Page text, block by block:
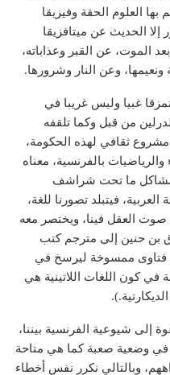
بها العلوم الحقة وفيزيقا
إلا الحديث عن ميتافزيقا
الموت، عن القبر وعذاباته،
ونعيمها، وعن النار وشرورها.
غبيا وليس غريبا في
من قبل وكما تلقفه
مشروع ثقافي لهذه الحكومة،
والرياضيات بالفرنسية، معناه
ومشاكل ما تحت شراشف
العربية، فيتبلد تصورنا للغة،
العقل فينا، ويختصر معه
بن حنين إلى مترجم كتب
فتاوى ممسوخة ليرسخ في
في كون اللغات اللاتينية هي
إلى شيوعية الفرنسية بيننا،
في وضعية صعبة كما هي متاحة
وبالتالي نكرر نفس أخطاء